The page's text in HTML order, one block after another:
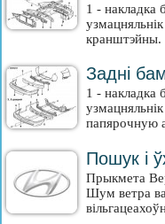
1 - накладка
кранштэйны.
Задні
1 - накладка
папярочную
Пошук і
Прыкмета
Шум ветра